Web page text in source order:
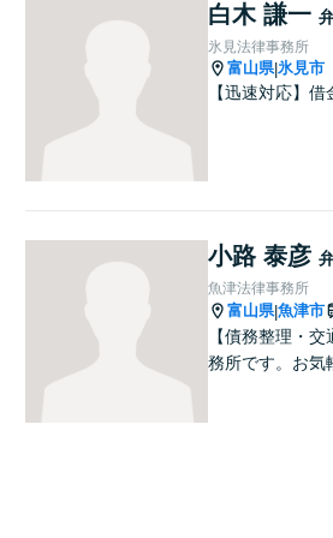
白木 謙一
氷見法律事務所
富山県|氷見市
【迅速対応】
小路 泰彦
魚津法律事務所
富山県|魚津市
【債務整理・
務所です。お気